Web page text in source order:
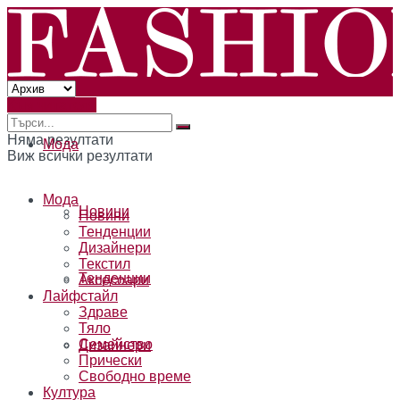
Няма резултати
Виж всички резултати
Мода
Новини
Тенденции
Дизайнери
Мода
Новини
Тенденции
Дизайнери
Текстил
Аксесоари
Лайфстайл
Здраве
Тяло
Семейство
Прически
Свободно време
Култура